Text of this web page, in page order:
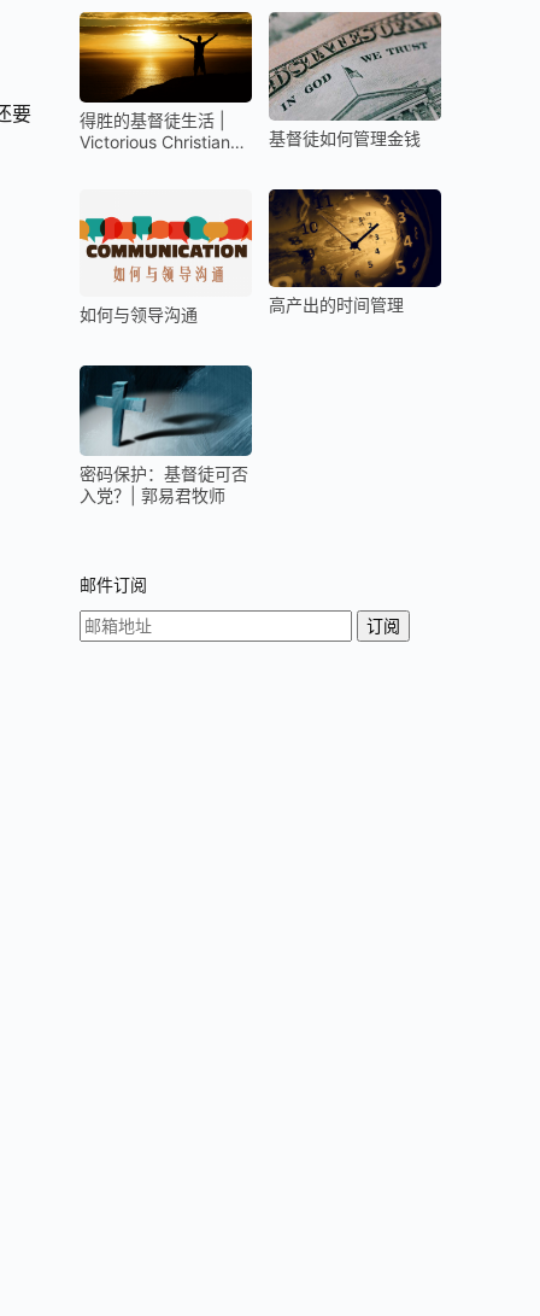
要
得胜的基督徒生活 |
Victorious Christian
基督徒如何管理金钱
如何与领导沟通 高产出的时间管理
密码保护：基督徒可否
入党？| 郭易君牧师
邮件订阅